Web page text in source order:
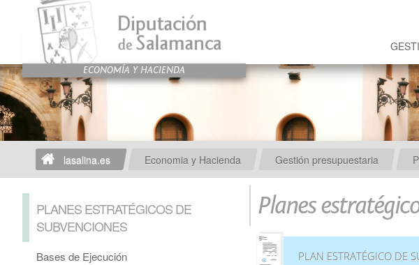
lasalina.es Economia y Hacienda Gestión presupuestaria
PLANES ESTRATÉGICOS DE
SUBVENCIONES
Bases de Ejecución
Planes
PLAN ESTRATÉGICO DE